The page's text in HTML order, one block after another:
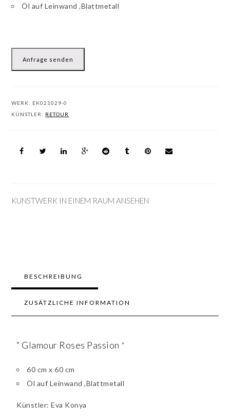
Öl auf Leinwand ,Blattmetall
Anfrage senden
WERK: EK021029-0
KÜNSTLER: RETOUR
KUNSTWERK IN EINEM RAUM ANSEHEN
BESCHREIBUNG
ZUSÄTZLICHE INFORMATION
“ Glamour Roses Passion ”
60 cm x 60 cm
Öl auf Leinwand ,Blattmetall
Künstler: Eva Konya